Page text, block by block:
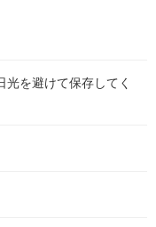
を避けて保存してく